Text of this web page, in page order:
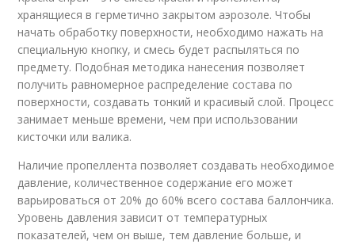
хранящиеся в герметично закрытом аэрозоле. Чтобы
начать обработку поверхности, необходимо нажать на
специальную кнопку, и смесь будет распыляться по
предмету. Подобная методика нанесения позволяет
получить равномерное распределение состава по
поверхности, создавать тонкий и красивый слой. Процесс
занимает меньше времени, чем при использовании
кисточки или валика.
Наличие пропеллента позволяет создавать необходимое
давление, количественное содержание его может
варьироваться от 20% до 60% всего состава баллончика.
Уровень давления зависит от температурных
показателей, чем он выше, тем давление больше, и